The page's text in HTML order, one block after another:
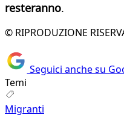
resteranno.
© RIPRODUZIONE
Seguici anche su
Temi
Migranti